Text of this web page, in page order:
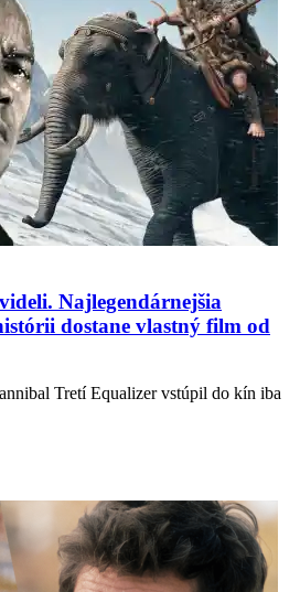
Najlegendárnejšia
dostane vlastný film od
Tretí Equalizer vstúpil do kín iba